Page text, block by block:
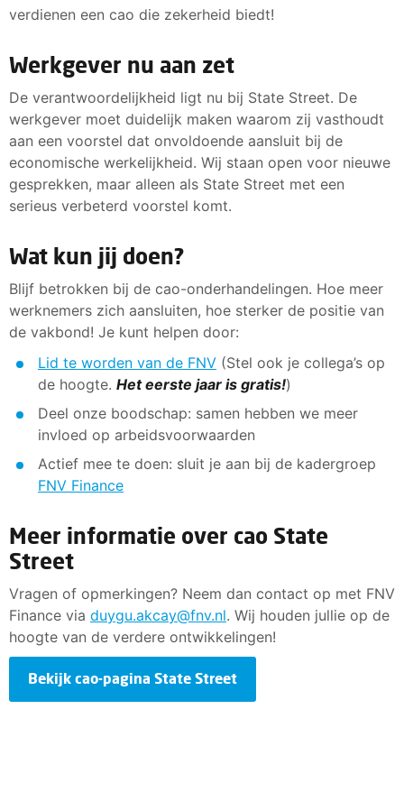
verdienen een cao die zekerheid biedt!
Werkgever nu aan zet
De verantwoordelijkheid ligt nu bij State Street. De
werkgever moet duidelijk maken waarom zij vasthoudt
aan een voorstel dat onvoldoende aansluit bij de
economische werkelijkheid. Wij staan open voor nieuwe
gesprekken, maar alleen als State Street met een
serieus verbeterd voorstel komt.
Wat kun jij doen?
Blijf betrokken bij de cao-onderhandelingen. Hoe meer
werknemers zich aansluiten, hoe sterker de positie van
de vakbond! Je kunt helpen door:
Lid te worden van de FNV (Stel ook je collega’s op
de hoogte. Het eerste jaar is gratis!)
Deel onze boodschap: samen hebben we meer
invloed op arbeidsvoorwaarden
Actief mee te doen: sluit je aan bij de kadergroep
FNV Finance
Meer informatie over cao State
Street
Vragen of opmerkingen? Neem dan contact op met FNV
Finance via duygu.akcay@fnv.nl. Wij houden jullie op de
hoogte van de verdere ontwikkelingen!
Bekijk cao-pagina State Street